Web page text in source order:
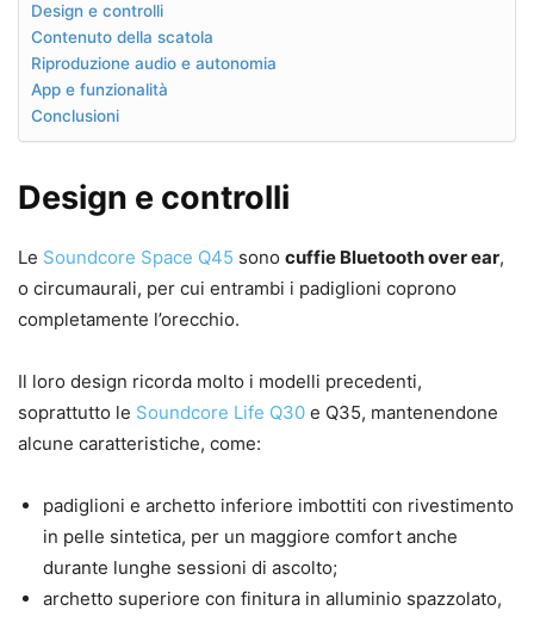
Design e controlli
Contenuto della scatola
Riproduzione audio e autonomia
App e funzionalità
Conclusioni
Design e controlli
Le Soundcore Space Q45 sono cuffie Bluetooth over ear,
o circumaurali, per cui entrambi i padiglioni coprono
completamente l’orecchio.
Il loro design ricorda molto i modelli precedenti,
soprattutto le Soundcore Life Q30 e Q35, mantenendone
alcune caratteristiche, come:
padiglioni e archetto inferiore imbottiti con rivestimento
in pelle sintetica, per un maggiore comfort anche
durante lunghe sessioni di ascolto;
archetto superiore con finitura in alluminio spazzolato,